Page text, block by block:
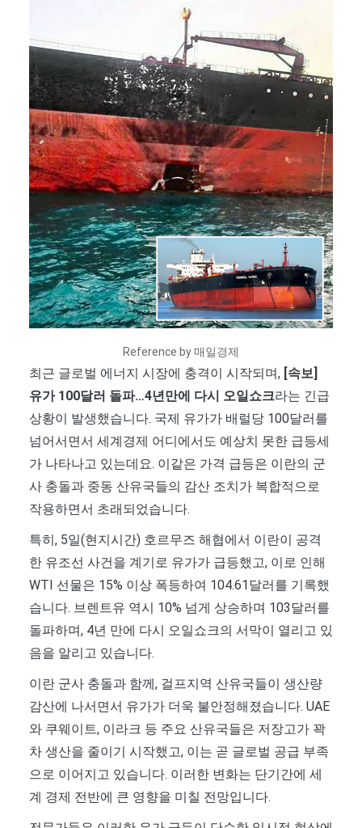
Reference by 매일경제
최근 글로벌 에너지 시장에 충격이 시작되며, [속보]
유가 100달러 돌파…4년만에 다시 오일쇼크라는 긴급
상황이 발생했습니다. 국제 유가가 배럴당 100달러를
넘어서면서 세계경제 어디에서도 예상치 못한 급등세
가 나타나고 있는데요. 이같은 가격 급등은 이란의 군
사 충돌과 중동 산유국들의 감산 조치가 복합적으로
작용하면서 초래되었습니다.
특히, 5일(현지시간) 호르무즈 해협에서 이란이 공격
한 유조선 사건을 계기로 유가가 급등했고, 이로 인해
WTI 선물은 15% 이상 폭등하여 104.61달러를 기록했
습니다. 브렌트유 역시 10% 넘게 상승하며 103달러를
돌파하며, 4년 만에 다시 오일쇼크의 서막이 열리고 있
음을 알리고 있습니다.
이란 군사 충돌과 함께, 걸프지역 산유국들이 생산량
감산에 나서면서 유가가 더욱 불안정해졌습니다. UAE
와 쿠웨이트, 이라크 등 주요 산유국들은 저장고가 꽉
차 생산을 줄이기 시작했고, 이는 곧 글로벌 공급 부족
으로 이어지고 있습니다. 이러한 변화는 단기간에 세
계 경제 전반에 큰 영향을 미칠 전망입니다.